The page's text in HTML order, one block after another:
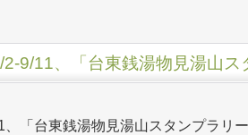
9/11、「台東銭湯物見湯山ス
、「台東銭湯物見湯山スタンプラリ